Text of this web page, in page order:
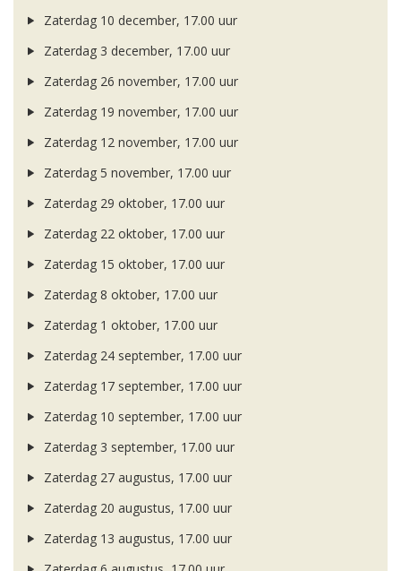
Zaterdag 10 december, 17.00 uur
Zaterdag 3 december, 17.00 uur
Zaterdag 26 november, 17.00 uur
Zaterdag 19 november, 17.00 uur
Zaterdag 12 november, 17.00 uur
Zaterdag 5 november, 17.00 uur
Zaterdag 29 oktober, 17.00 uur
Zaterdag 22 oktober, 17.00 uur
Zaterdag 15 oktober, 17.00 uur
Zaterdag 8 oktober, 17.00 uur
Zaterdag 1 oktober, 17.00 uur
Zaterdag 24 september, 17.00 uur
Zaterdag 17 september, 17.00 uur
Zaterdag 10 september, 17.00 uur
Zaterdag 3 september, 17.00 uur
Zaterdag 27 augustus, 17.00 uur
Zaterdag 20 augustus, 17.00 uur
Zaterdag 13 augustus, 17.00 uur